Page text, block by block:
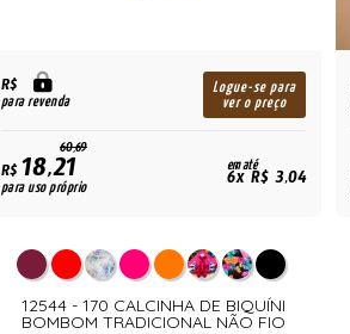
R$
para revenda
Logue-se para
ver o preço
60,69
R$18,21
para uso próprio
em até
6x R$ 3,04
12544 - 170 CALCINHA DE BIQUÍNI
BOMBOM TRADICIONAL NÃO FIO